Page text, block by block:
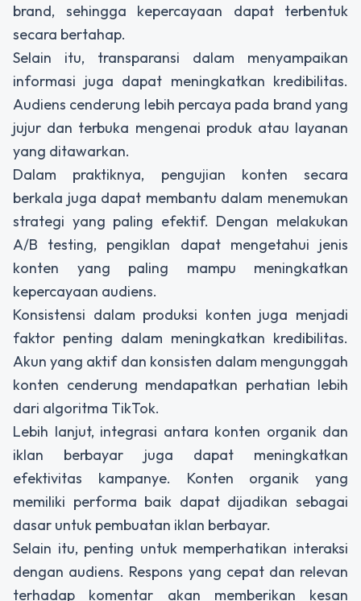
brand, sehingga kepercayaan dapat terbentuk
secara bertahap.
Selain itu, transparansi dalam menyampaikan
informasi juga dapat meningkatkan kredibilitas.
Audiens cenderung lebih percaya pada brand yang
jujur dan terbuka mengenai produk atau layanan
yang ditawarkan.
Dalam praktiknya, pengujian konten secara
berkala juga dapat membantu dalam menemukan
strategi yang paling efektif. Dengan melakukan
A/B testing, pengiklan dapat mengetahui jenis
konten yang paling mampu meningkatkan
kepercayaan audiens.
Konsistensi dalam produksi konten juga menjadi
faktor penting dalam meningkatkan kredibilitas.
Akun yang aktif dan konsisten dalam mengunggah
konten cenderung mendapatkan perhatian lebih
dari algoritma TikTok.
Lebih lanjut, integrasi antara konten organik dan
iklan berbayar juga dapat meningkatkan
efektivitas kampanye. Konten organik yang
memiliki performa baik dapat dijadikan sebagai
dasar untuk pembuatan iklan berbayar.
Selain itu, penting untuk memperhatikan interaksi
dengan audiens. Respons yang cepat dan relevan
terhadap komentar akan memberikan kesan